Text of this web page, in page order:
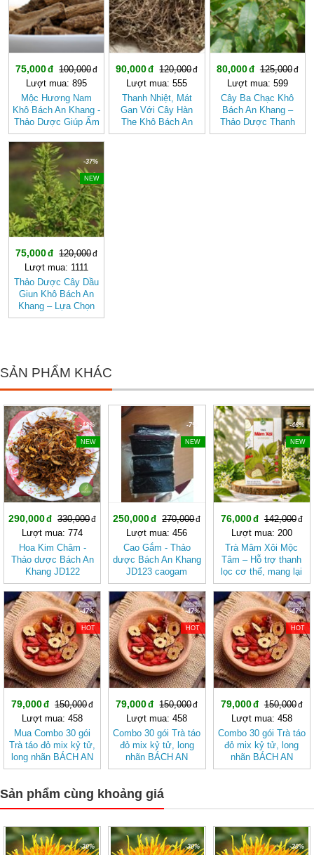
75,000
100,000
Lượt mua: 895
Mộc Hương Nam
Khô Bách An Khang -
Thảo Dược Giúp Ấm
Bụng, Hành Khí,
Giảm Đầy Hơi
90,000
120,000
Lượt mua: 555
Thanh Nhiệt, Mát
Gan Với Cây Hàn
The Khô Bách An
Khang Chính Hãng
80,000
125,000
Lượt mua: 599
Cây Ba Chạc Khô
Bách An Khang –
Thảo Dược Thanh
Nhiệt, Giải Độc Gan
-37%
NEW
75,000
120,000
Lượt mua: 1111
Thảo Dược Cây Dầu
Giun Khô Bách An
Khang – Lựa Chọn
Cho Hệ Tiêu Hóa
SẢN PHẨM KHÁC
-12%
NEW
290,000
330,000
Lượt mua: 774
Hoa Kim Châm -
Thảo dược Bách An
Khang JD122
hoakimcham
-7%
NEW
250,000
270,000
Lượt mua: 456
Cao Gắm - Thảo
dược Bách An Khang
JD123 caogam
-46%
NEW
76,000
142,000
Lượt mua: 200
Trà Mâm Xôi Mộc
Tâm – Hỗ trợ thanh
lọc cơ thể, mang lại
cảm giác nhẹ nhàng
-47%
HOT
79,000
150,000
Lượt mua: 458
Mua Combo 30 gói
Trà táo đỏ mix kỷ tử,
long nhãn BÁCH AN
KHANG - Trà Thảo
-47%
HOT
79,000
150,000
Lượt mua: 458
Combo 30 gói Trà táo
đỏ mix kỷ tử, long
nhãn BÁCH AN
KHANG
-47%
HOT
79,000
150,000
Lượt mua: 458
Combo 30 gói Trà táo
đỏ mix kỷ tử, long
nhãn BÁCH AN
KHANG - Trà Thảo
Sản phẩm cùng khoảng giá
-30% -30% -30%